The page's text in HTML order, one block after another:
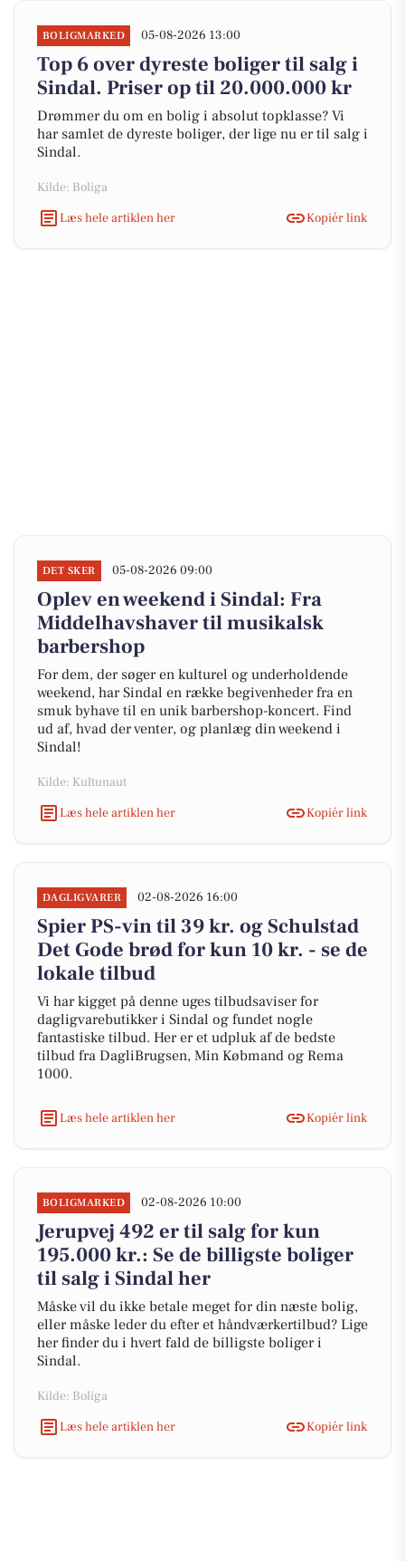
BOLIGMARKED 05-08-2026 13:00
Top 6 over dyreste boliger til salg i
Sindal. Priser op til 20.000.000 kr
Drømmer du om en bolig i absolut topklasse? Vi
har samlet de dyreste boliger, der lige nu er til salg i
Sindal.
Kilde: Boliga
Læs hele artiklen her
Kopiér link
DET SKER 05-08-2026 09:00
Oplev en weekend i Sindal: Fra
Middelhavshaver til musikalsk
barbershop
For dem, der søger en kulturel og underholdende
weekend, har Sindal en række begivenheder fra en
smuk byhave til en unik barbershop-koncert. Find
ud af, hvad der venter, og planlæg din weekend i
Sindal!
Kilde: Kultunaut
Læs hele artiklen her
Kopiér link
DAGLIGVARER 02-08-2026 16:00
Spier PS-vin til 39 kr. og Schulstad
Det Gode brød for kun 10 kr. - se de
lokale tilbud
Vi har kigget på denne uges tilbudsaviser for
dagligvarebutikker i Sindal og fundet nogle
fantastiske tilbud. Her er et udpluk af de bedste
tilbud fra DagliBrugsen, Min Købmand og Rema
1000.
Læs hele artiklen her Kopiér link
BOLIGMARKED 02-08-2026 10:00
Jerupvej 492 er til salg for kun
195.000 kr.: Se de billigste boliger
til salg i Sindal her
Måske vil du ikke betale meget for din næste bolig,
eller måske leder du efter et håndværkertilbud? Lige
her finder du i hvert fald de billigste boliger i
Sindal.
Kilde: Boliga
Læs hele artiklen her
Kopiér link